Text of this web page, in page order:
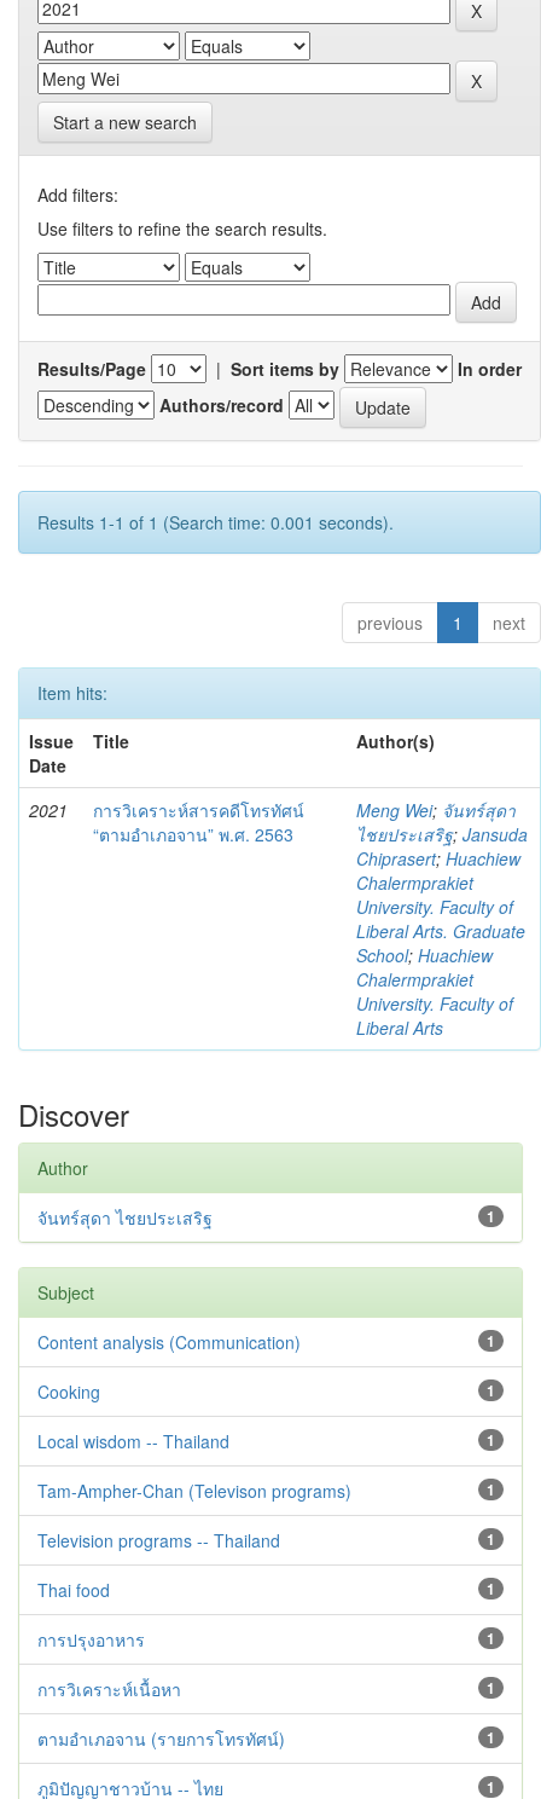
Start a new search
Add filters:
Use filters to refine the search results.
Results/Page | Sort items by
In order
Authors/record
Results 1-1 of 1 (Search time: 0.001 seconds).
previous 1 next
Item hits:
Issue
Date
Title Author(s)
2021
การวิเคราะห์สารคดีโทรทัศน์
“ตามอำเภอจาน” พ.ศ. 2563
Meng Wei; จันทร์สุดา
ไชยประเสริฐ; Jansuda
Chiprasert; Huachiew
Chalermprakiet
University. Faculty of
Liberal Arts. Graduate
School; Huachiew
Chalermprakiet
University. Faculty of
Liberal Arts
Discover
Author
1
จันทร์สุดา ไชยประเสริฐ
Subject
1
Content analysis (Communication)
1
Cooking
1
Local wisdom -- Thailand
1
Tam-Ampher-Chan (Televison programs)
1
Television programs -- Thailand
1
Thai food
1
การปรุงอาหาร
1
การวิเคราะห์เนื้อหา
1
ตามอำเภอจาน (รายการโทรทัศน์)
1
ภูมิปัญญาชาวบ้าน -- ไทย